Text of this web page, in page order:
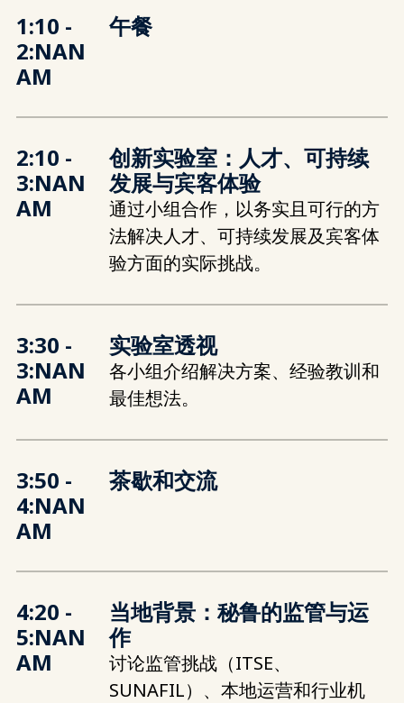
1:10 -
2:NAN
AM
午餐
2:10 -
3:NAN
AM
创新实验室：人才、可持续
发展与宾客体验
通过小组合作，以务实且可行的方
法解决人才、可持续发展及宾客体
验方面的实际挑战。
3:30 -
3:NAN
AM
实验室透视
各小组介绍解决方案、经验教训和
最佳想法。
3:50 -
4:NAN
AM
茶歇和交流
4:20 -
5:NAN
AM
当地背景：秘鲁的监管与运
作
讨论监管挑战（ITSE、
SUNAFIL）、本地运营和行业机